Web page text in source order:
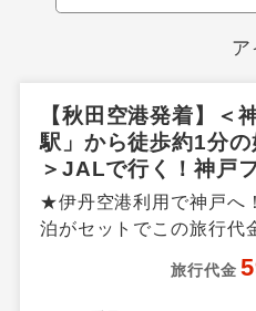
ア
【秋田空港発着】＜
駅」から徒歩約1分
＞JALで行く！神戸
★伊丹空港利用で神戸へ
泊がセットでこの旅行代
旅行代金